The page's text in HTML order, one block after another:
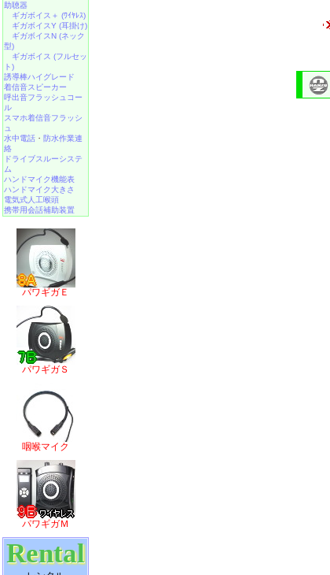
助聴器
ギガボイス＋ (ﾜｲﾔﾚｽ)
ギガボイスY (耳掛け)
ギガボイスN (ネック
型)
ギガボイス (フルセッ
ト)
誘導棒ハイグレード
着信音スピーカー
呼出音フラッシュコー
ル
スマホ着信音フラッシ
ュ
水中電話 ・ 防水作業連
絡
ドライブスルーシステ
ム
ハンドマイク機能表
ハンドマイク大きさ
電気式人工喉頭
携帯用会話補助装置
パワギガＥ
パワギガＳ
咽喉マイク
パワギガＭ
Rental